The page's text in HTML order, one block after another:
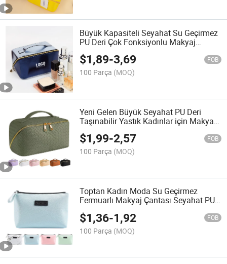
Büyük Kapasiteli Seyahat Su Geçirmez
PU Deri Çok Fonksiyonlu Makyaj
Depolama Kozmetik Çantası
$1,89-3,69 FOB
100 Parça (MOQ)
Yeni Gelen Büyük Seyahat PU Deri
Taşınabilir Yastık Kadınlar için Makyaj
Kozmetik Çantası
$1,99-2,57 FOB
100 Parça (MOQ)
Toptan Kadın Moda Su Geçirmez
Fermuarlı Makyaj Çantası Seyahat PU
$1,36-1,92 FOB
100 Parça (MOQ)